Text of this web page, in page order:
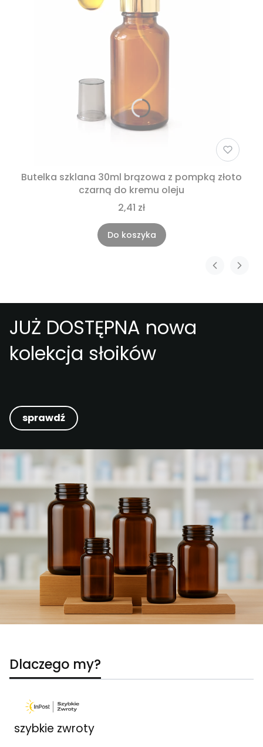
Butelka szklana 30ml brązowa z pompką złoto
czarną do kremu oleju
2,41 zł
Do koszyka
JUŻ DOSTĘPNA nowa
kolekcja słoików
sprawdź
Dlaczego my?
szybkie zwroty